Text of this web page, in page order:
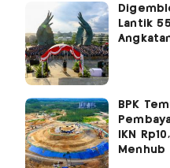
Lantik
BPK
IKN
Menhub